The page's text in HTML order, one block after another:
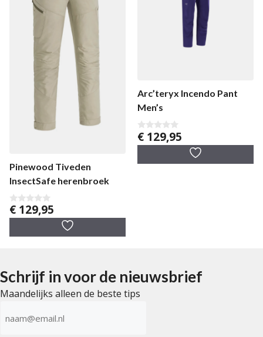
Pinewood Tiveden
InsectSafe herenbroek
0
v
€ 129,95
Arc’teryx Incendo Pant
Men’s
0
v
€ 129,95
Schrijf in voor de nieuwsbrief
Maandelijks alleen de beste tips
mailadres